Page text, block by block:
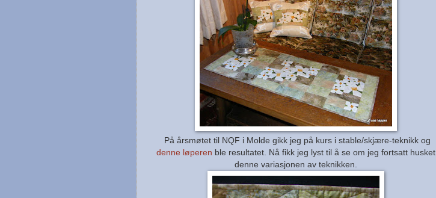
På årsmøtet til NQF i Molde gikk jeg på kurs i stable/skjære-teknikk og
denne løperen ble resultatet. Nå fikk jeg lyst til å se om jeg fortsatt husket
denne variasjonen av teknikken.